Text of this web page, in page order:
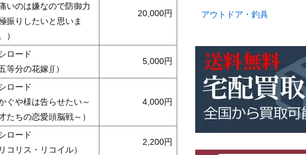
痛いのは嫌なので防御力
振りしたいと思いま
）
20,000
ロード
五等分の花嫁∬）
5,000
ロード
かぐや様は告らせたい～
たちの恋愛頭脳戦～）
4,000
ロード
リコリス・リコイル）
2,200
アウトドア・釣具